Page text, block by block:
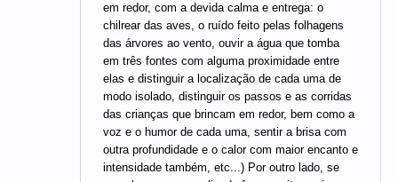
em redor, com a devida calma e entrega: o
chilrear das aves, o ruído feito pelas folhagens
das árvores ao vento, ouvir a água que tomba
em três fontes com alguma proximidade entre
elas e distinguir a localização de cada uma de
modo isolado, distinguir os passos e as corridas
das crianças que brincam em redor, bem como a
voz e o humor de cada uma, sentir a brisa com
outra profundidade e o calor com maior encanto e
intensidade também, etc...) Por outro lado, se